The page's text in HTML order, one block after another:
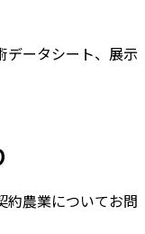
データシート、展示
約農業についてお問